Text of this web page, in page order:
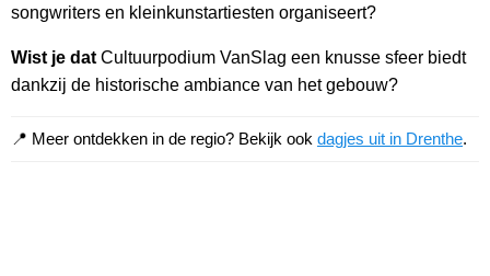
songwriters en kleinkunstartiesten organiseert?
Wist je dat Cultuurpodium VanSlag een knusse sfeer biedt
dankzij de historische ambiance van het gebouw?
📍 Meer ontdekken in de regio? Bekijk ook dagjes uit in Drenthe.